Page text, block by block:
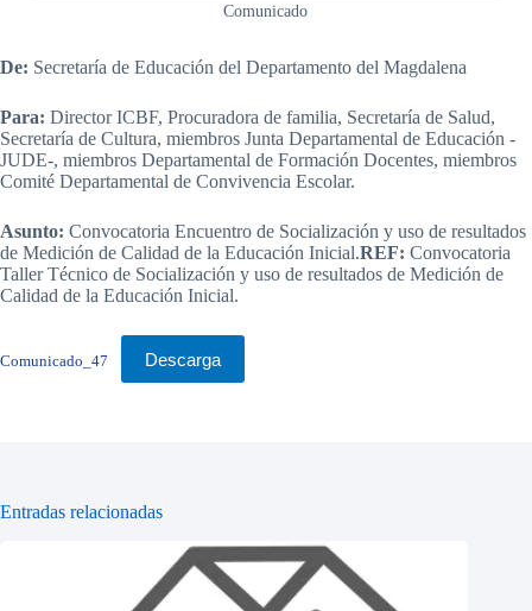
Comunicado
De: Secretaría de Educación del Departamento del Magdalena
Para: Director ICBF, Procuradora de familia, Secretaría de Salud,
Secretaría de Cultura, miembros Junta Departamental de Educación -
JUDE-, miembros Departamental de Formación Docentes, miembros
Comité Departamental de Convivencia Escolar.
Asunto: Convocatoria Encuentro de Socialización y uso de resultados
de Medición de Calidad de la Educación Inicial.REF: Convocatoria
Taller Técnico de Socialización y uso de resultados de Medición de
Calidad de la Educación Inicial.
Comunicado_47 Descarga
Entradas relacionadas